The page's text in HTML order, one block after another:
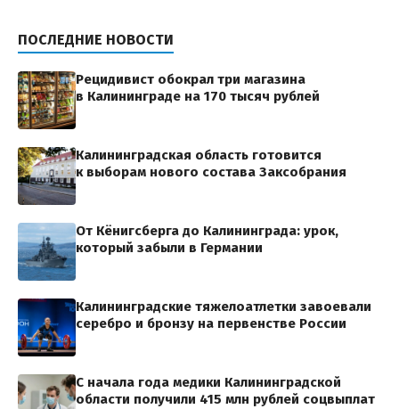
ПОСЛЕДНИЕ НОВОСТИ
Рецидивист обокрал три магазина
в Калининграде на 170 тысяч рублей
Калининградская область готовится
к выборам нового состава Заксобрания
От Кёнигсберга до Калининграда: урок,
который забыли в Германии
Калининградские тяжелоатлетки завоевали
серебро и бронзу на первенстве России
С начала года медики Калининградской
области получили 415 млн рублей соцвыплат